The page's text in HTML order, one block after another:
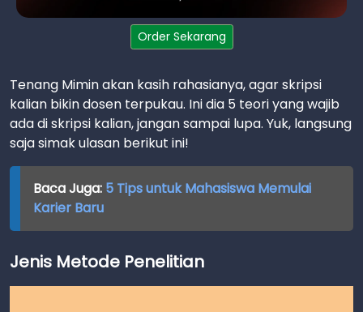
Order Sekarang
Tenang Mimin akan kasih rahasianya, agar skripsi
kalian bikin dosen terpukau. Ini dia 5 teori yang wajib
ada di skripsi kalian, jangan sampai lupa. Yuk, langsung
saja simak ulasan berikut ini!
Baca Juga: 5 Tips untuk Mahasiswa Memulai
Karier Baru
Jenis Metode Penelitian